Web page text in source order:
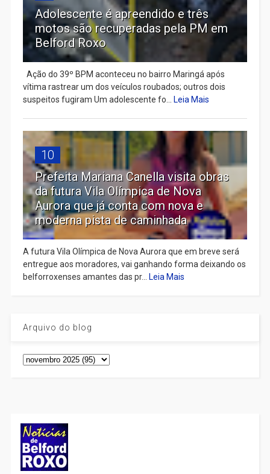
Adolescente é apreendido e três
motos são recuperadas pela PM em
Belford Roxo
Ação do 39º BPM aconteceu no bairro Maringá após
vítima rastrear um dos veículos roubados; outros dois
suspeitos fugiram Um adolescente fo...
Leia Mais
10
Prefeita Mariana Canella visita obras
da futura Vila Olímpica de Nova
Aurora que já conta com nova e
moderna pista de caminhada
A futura Vila Olímpica de Nova Aurora que em breve será
entregue aos moradores, vai ganhando forma deixando os
belforroxenses amantes das pr...
Leia Mais
Arquivo do blog